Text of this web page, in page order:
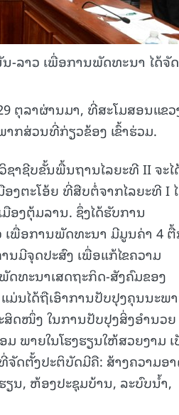
-ລາວ ເພື່ອການພັດທະນາ ໄດ້
ຕຸລາຜ່ານມາ, ທີ່ສະໂມສອນແຂວ
ກສ່ວນທີ່ກ່ຽວຂ້ອງ ເຂົ້າຮ່ວມ.
າຊີບຂັ້ນພື້ນຖານໄລຍະທີ II ຈະໄ
ງຕະໂອ້ຍ ທີ່ສືບຕໍ່ຈາກໄລຍະທີ I
ອງຕຸ້ມລານ. ຊຶ່ງໄດ້ຮັບການ
ພື່ອການພັດທະນາ ມີມູນຄ່າ 4 ຕື້
ມີຈຸດປະສົງ ເພື່ອແກ້ໄຂຄວາມ
ດທະນາເສດຖະກິດ-ສັງຄົມຂອງ
ມ່ນໄດ້ຖືເອົາການປັບປຸງຄຸນນະພ
ສິດໜຶ່ງ ໃນການປັບປຸງສິ່ງອຳນວຍ
ພາຍໃນໂຮງຮຽນໃຫ້ສວຍງາມ ເ
ດຕັ້ງປະຕິບັດມີຄື: ສ້າງຄວາມອ
ຽນ, ຫ້ອງປະຊຸມບ້ານ, ລະບົບນໍ້າ,
15.040(07-08-2026)